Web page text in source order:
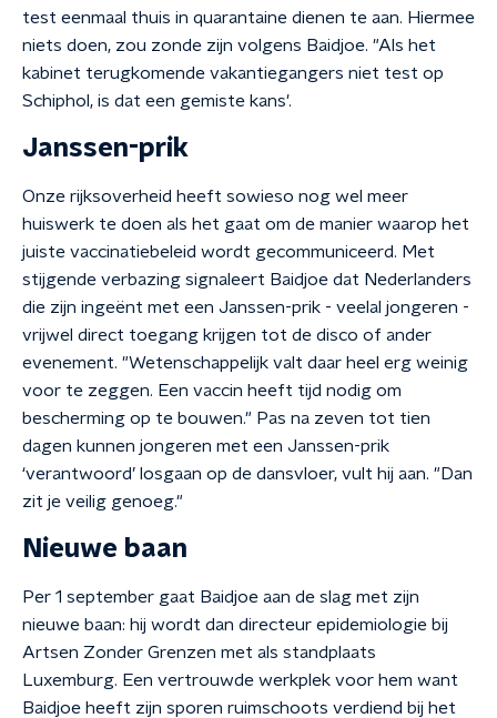
test eenmaal thuis in quarantaine dienen te aan. Hiermee
niets doen, zou zonde zijn volgens Baidjoe. "Als het
kabinet terugkomende vakantiegangers niet test op
Schiphol, is dat een gemiste kans'.
Janssen-prik
Onze rijksoverheid heeft sowieso nog wel meer
huiswerk te doen als het gaat om de manier waarop het
juiste vaccinatiebeleid wordt gecommuniceerd. Met
stijgende verbazing signaleert Baidjoe dat Nederlanders
die zijn ingeënt met een Janssen-prik - veelal jongeren -
vrijwel direct toegang krijgen tot de disco of ander
evenement. "Wetenschappelijk valt daar heel erg weinig
voor te zeggen. Een vaccin heeft tijd nodig om
bescherming op te bouwen." Pas na zeven tot tien
dagen kunnen jongeren met een Janssen-prik
‘verantwoord’ losgaan op de dansvloer, vult hij aan. "Dan
zit je veilig genoeg."
Nieuwe baan
Per 1 september gaat Baidjoe aan de slag met zijn
nieuwe baan: hij wordt dan directeur epidemiologie bij
Artsen Zonder Grenzen met als standplaats
Luxemburg. Een vertrouwde werkplek voor hem want
Baidjoe heeft zijn sporen ruimschoots verdiend bij het